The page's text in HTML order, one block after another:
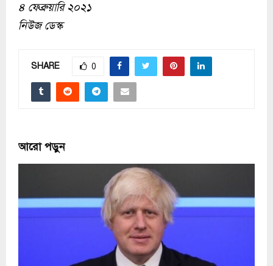
৪ ফেব্রুয়ারি ২০২১
নিউজ ডেস্ক
SHARE 0
আরো পড়ুন